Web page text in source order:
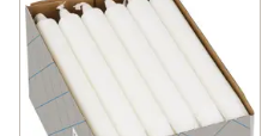
✓ Heminredning (48)
✓ Leksaker & spel (20)
✓ Fritid & övrigt (23)